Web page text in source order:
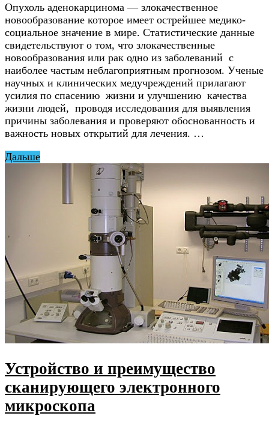
Опухоль аденокарцинома — злокачественное
новообразование которое имеет острейшее медико-
социальное значение в мире. Статистические данные
свидетельствуют о том, что злокачественные
новообразования или рак одно из заболеваний с
наиболее частым неблагоприятным прогнозом. Ученые
научных и клинических медучреждений прилагают
усилия по спасению жизни и улучшению качества
жизни людей, проводя исследования для выявления
причины заболевания и проверяют обоснованность и
важность новых открытий для лечения. …
Дальше
Устройство и преимущество
сканирующего электронного
микроскопа